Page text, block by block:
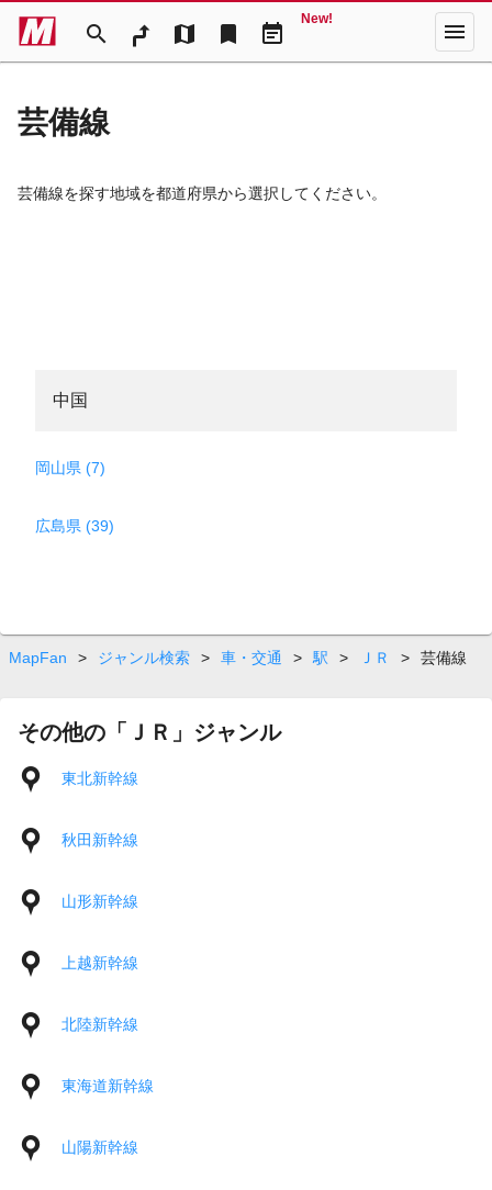
search map bookmark event_note
New! menu
芸備線
芸備線を探す地域を都道府県から選択してください。
中国
岡山県 (7)
広島県 (39)
MapFan > ジャンル検索 > 車・交通 > 駅 > ＪＲ > 芸備線
その他の「ＪＲ」ジャンル
東北新幹線
秋田新幹線
山形新幹線
上越新幹線
北陸新幹線
東海道新幹線
山陽新幹線